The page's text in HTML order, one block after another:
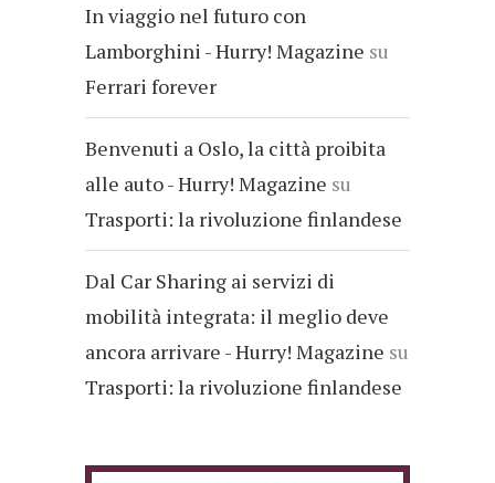
In viaggio nel futuro con
Lamborghini - Hurry! Magazine su
Ferrari forever
Benvenuti a Oslo, la città proibita
alle auto - Hurry! Magazine su
Trasporti: la rivoluzione finlandese
Dal Car Sharing ai servizi di
mobilità integrata: il meglio deve
ancora arrivare - Hurry! Magazine su
Trasporti: la rivoluzione finlandese